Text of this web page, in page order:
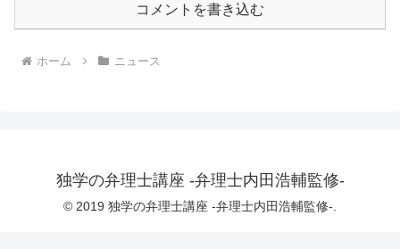
コメントを書き込む
ホーム ニュース
独学の弁理士講座 -弁理士内田浩輔監修-
© 2019 独学の弁理士講座 -弁理士内田浩輔監修-.